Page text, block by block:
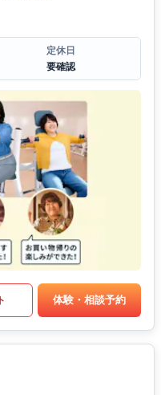
定休日
要確認
体験・相談予約